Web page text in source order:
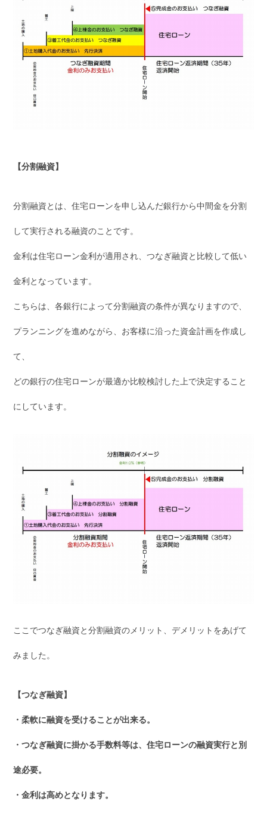
【分割融資】
分割融資とは、住宅ローンを申し込んだ銀行から中間金を分割
して実行される融資のことです。
金利は住宅ローン金利が適用され、つなぎ融資と比較して低い
金利となっています。
こちらは、各銀行によって分割融資の条件が異なりますので、
プランニングを進めながら、お客様に沿った資金計画を作成し
て、
どの銀行の住宅ローンが最適か比較検討した上で決定すること
にしています。
ここでつなぎ融資と分割融資のメリット、デメリットをあげて
みました。
【つなぎ融資】
・柔軟に融資を受けることが出来る。
・つなぎ融資に掛かる手数料等は、住宅ローンの融資実行と別
途必要。
・金利は高めとなります。